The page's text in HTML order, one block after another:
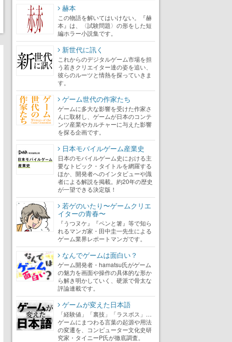
赫本
この物語を解いてはいけない。『赫
本』は、〈試験問題〉の形をした短
編ホラー小説集です。
新世代に訊く
これからのデジタルゲーム市場を担
う若きクリエイター達の姿を追い、
彼らのルーツと情熱を探っていきま
す。
ゲーム世代の作家たち
ゲームに多大な影響を受けた作家さ
んに取材し、ゲームが日本のコンテ
ンツ産業やカルチャーに与えた影響
を探る企画です。
日本モバイルゲーム産業史
日本のモバイルゲーム史における主
要なトピック・タイトルを網羅する
ほか、開発者へのインタビューや識
者による解説を掲載。約20年の歴史
が一望できる決定版！
若ゲのいたり〜ゲームクリエ
イターの青春〜
『うつヌケ』『ペンと箸』等で知ら
れるマンガ家・田中圭一先生による
ゲーム業界レポートマンガです。
なんでゲームは面白い？
ゲーム開発者・hamatsu氏がゲーム
の魅力を画面や操作の具体的な形か
ら解き明かしていく、硬派で骨太な
評論連載です。
ゲームが変えた日本語
「経験値」「裏技」「ラスボス」…
ゲームにまつわる言葉の起源や用法
の変遷を、コンピューター文化史研
究家・タイニーP氏が徹底調査。